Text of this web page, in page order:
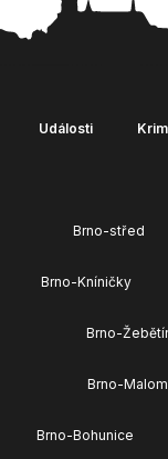
Události
Brno-střed
Brno-Kníničky
Brno-
Brno-
Brno-Bohunice